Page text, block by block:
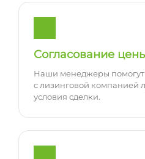
Согласование
Наши менеджеры помогут
с лизинговой компанией
условия сделки.